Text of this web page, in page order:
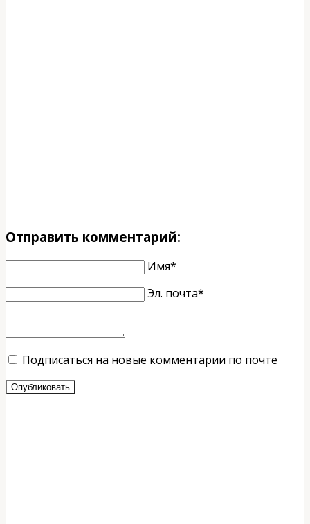
Отправить комментарий:
Имя*
Эл. почта*
Подписаться на новые комментарии по почте
Опубликовать